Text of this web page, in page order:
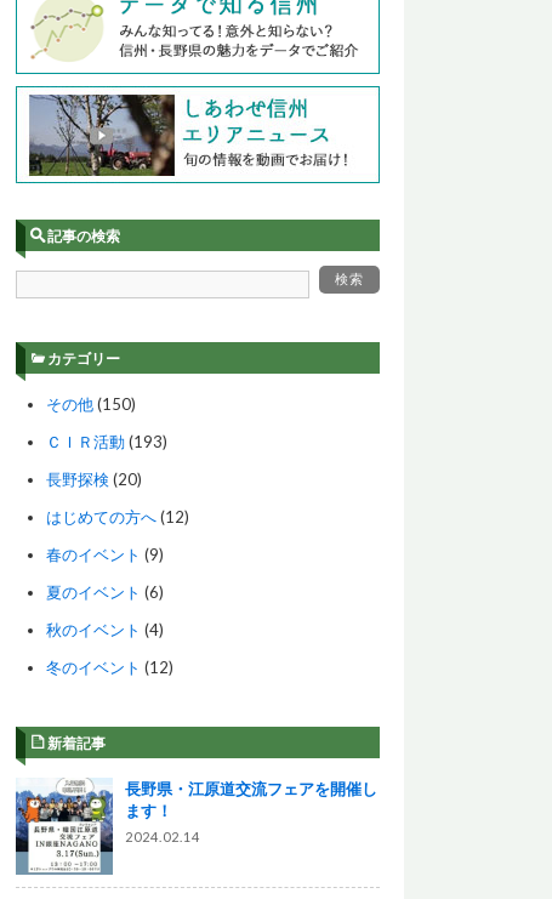
記事の検索
カテゴリー
その他(150)
ＣＩＲ活動(193)
長野探検 (20)
はじめての方へ(12)
春のイベント (9)
夏のイベント (6)
秋のイベント (4)
冬のイベント (12)
新着記事
長野県・江原道交流フェアを開催し
ます！
2024.02.14